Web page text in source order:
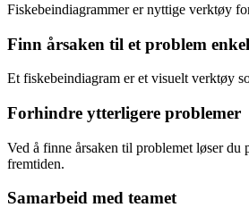
Fiskebeindiagrammer er nyttige verktøy
Finn årsaken til et problem
Et fiskebeindiagram er et visuelt verktøy
Forhindre ytterligere problemer
Ved å finne årsaken til problemet løser
fremtiden.
Samarbeid med teamet